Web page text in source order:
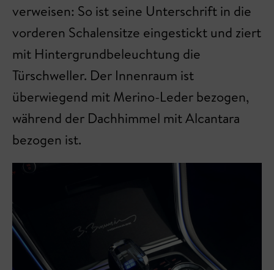
verweisen: So ist seine Unterschrift in die
vorderen Schalensitze eingestickt und ziert
mit Hintergrundbeleuchtung die
Türschweller. Der Innenraum ist
überwiegend mit Merino-Leder bezogen,
während der Dachhimmel mit Alcantara
bezogen ist.